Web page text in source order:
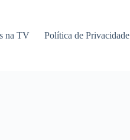
na TV Política de Privacidade